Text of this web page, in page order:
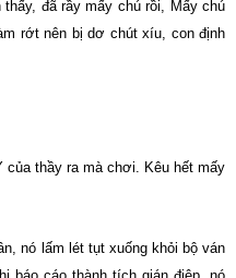
đã rầy mấy chú rồi, Mấy chú
rớt nên bị dơ chút xíu, con định
của thầy ra mà chơi. Kêu hết mấy
nó lấm lét tụt xuống khỏi bộ ván